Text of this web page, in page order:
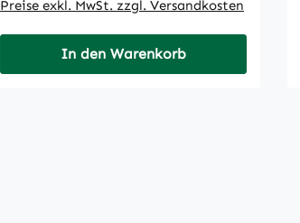
Preise exkl. MwSt. zzgl. Versandkosten
In den Warenkorb